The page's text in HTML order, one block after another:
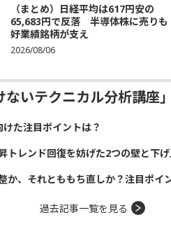
（まとめ）日経平均は617円安の
65,683円で反落 半導体株に売りも
好業績銘柄が支え
2026/08/06
ないテクニカル分析講座
けた注目ポイントは？
トレンド回復を妨げた2つの壁と下
か、それとももち直しか？注目ポイ
過去記事一覧を見る